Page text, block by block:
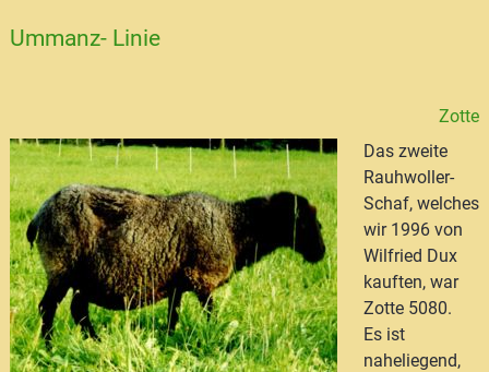
Ummanz- Linie
Zotte
Das zweite
Rauhwoller-
Schaf, welches
wir 1996 von
Wilfried Dux
kauften, war
Zotte 5080.
Es ist
naheliegend,